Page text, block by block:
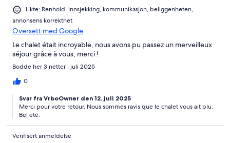
Likte: Renhold, innsjekking, kommunikasjon, beliggenheten,
annonsens korrekthet
Oversett med Google
Le chalet était incroyable, nous avons pu passez un merveilleux
séjour grâce à vous, merci !
Bodde her 3 netter i juli 2025
0
Svar fra VrboOwner den 12. juli 2025
Merci pour votre retour. Nous sommes ravis que le chalet vous ait plu.
Bel été.
Verifisert anmeldelse